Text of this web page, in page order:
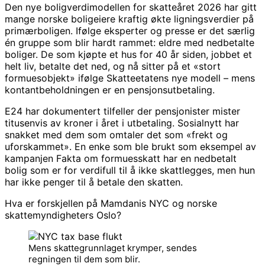
Den nye boligverdimodellen for skatteåret 2026 har gitt
mange norske boligeiere kraftig økte ligningsverdier på
primærboligen. Ifølge eksperter og presse er det særlig
én gruppe som blir hardt rammet: eldre med nedbetalte
boliger. De som kjøpte et hus for 40 år siden, jobbet et
helt liv, betalte det ned, og nå sitter på et «stort
formuesobjekt» ifølge Skatteetatens nye modell – mens
kontantbeholdningen er en pensjonsutbetaling.
E24 har dokumentert tilfeller der pensjonister mister
titusenvis av kroner i året i utbetaling. Sosialnytt har
snakket med dem som omtaler det som «frekt og
uforskammet». En enke som ble brukt som eksempel av
kampanjen Fakta om formuesskatt har en nedbetalt
bolig som er for verdifull til å ikke skattlegges, men hun
har ikke penger til å betale den skatten.
Hva er forskjellen på Mamdanis NYC og norske
skattemyndigheters Oslo?
Mens skattegrunnlaget krymper, sendes
regningen til dem som blir.